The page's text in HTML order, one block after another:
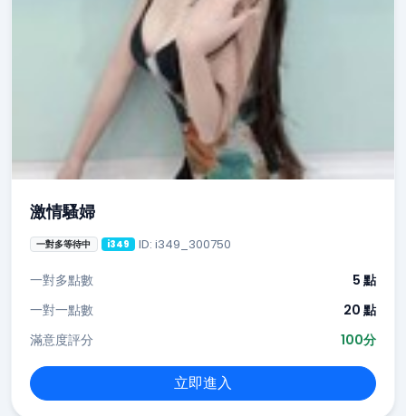
激情騷婦
一對多等待中 i349 ID: i349_300750
一對多點數
5 點
一對一點數
20 點
滿意度評分
100分
立即進入